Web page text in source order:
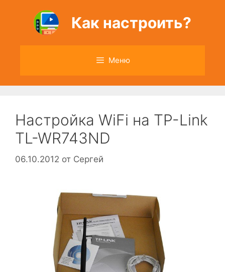
содержимому
Как настроить?
Меню
Настройка WiFi на TP-Link
TL-WR743ND
06.10.2012 от Сергей